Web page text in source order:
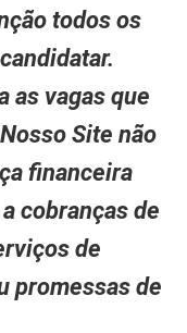
todos os
as vagas que
Site não
financeira
cobranças de
de
promessas de